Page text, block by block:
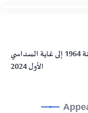
منحنى لعدد الطعون المفصول فيها من سنة 1964 إلى غاية السداسي
الأول 2024